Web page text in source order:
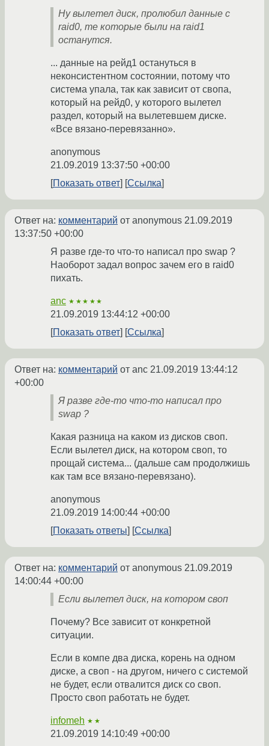
Ну вылетел диск, пролюбил данные с
raid0, те которые были на raid1
останутся.
... данные на рейд1 остануться в
неконсистентном состоянии, потому что
система упала, так как зависит от свопа,
который на рейд0, у которого вылетел
раздел, который на вылетевшем диске.
«Все вязано-перевязанно».
anonymous
21.09.2019 13:37:50 +00:00
Показать ответ
Ссылка
Ответ на: комментарий от anonymous 21.09.2019
13:37:50 +00:00
Я разве где-то что-то написал про swap ?
Наоборот задал вопрос зачем его в raid0
пихать.
anc ★★★★★
21.09.2019 13:44:12 +00:00
Показать ответ
Ссылка
Ответ на: комментарий от anc 21.09.2019 13:44:12
+00:00
Я разве где-то что-то написал про
swap ?
Какая разница на каком из дисков своп.
Если вылетел диск, на котором своп, то
прощай система... (дальше сам продолжишь
как там все вязано-перевязано).
anonymous
21.09.2019 14:00:44 +00:00
Показать ответы
Ссылка
Ответ на: комментарий от anonymous 21.09.2019
14:00:44 +00:00
Если вылетел диск, на котором своп
Почему? Все зависит от конкретной
ситуации.
Если в компе два диска, корень на одном
диске, а своп - на другом, ничего с системой
не будет, если отвалится диск со своп.
Просто своп работать не будет.
infomeh ★★
21.09.2019 14:10:49 +00:00